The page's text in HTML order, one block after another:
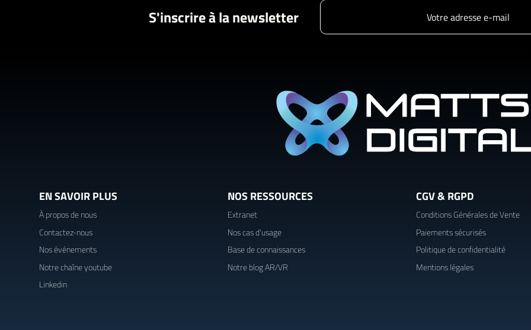
S'inscrire à la newsletter
EN SAVOIR PLUS
À propos de nous
Contactez-nous
Nos événements
Notre chaîne youtube
Linkedin
NOS RESSOURCES
Extranet
Nos cas d'usage
Base de connaissances
Notre blog AR/VR
CGV & RGPD
Conditions Générales de Vente
Paiements sécurisés
Politique de confidentialité
Mentions légales